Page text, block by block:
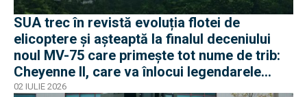
SUA trec în revistă evoluția flotei de
elicoptere și așteaptă la finalul deceniului
noul MV-75 care primește tot nume de trib:
Cheyenne II, care va înlocui legendarele
Black Hawk
02 IULIE 2026